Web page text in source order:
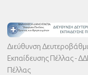
Διεύθυνση
Εκπαίδευσης Πέλλας -
Πέλλας